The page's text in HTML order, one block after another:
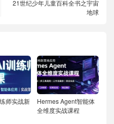
21世纪少年儿童百科全书之宇宙
地球
师实战新
Hermes Agent智能体
全维度实战课程